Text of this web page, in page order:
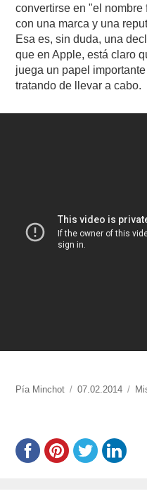
convertirse en "el
con una marca y una
Esa es, sin duda, una
que en Apple, está claro
juega un papel
tratando de llevar a cabo.
https://www.experimenta.es/
Pía Minchot
Publicado
07.02.2014